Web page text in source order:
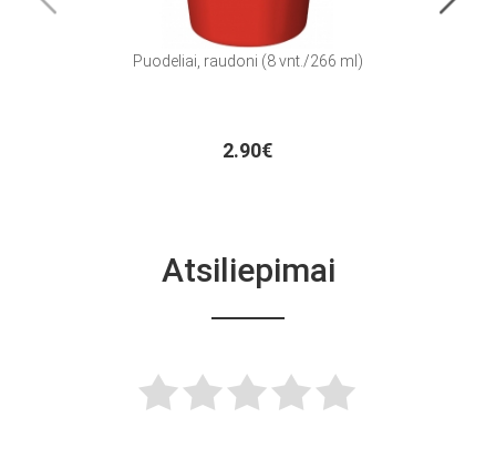
Puodeliai, raudoni (8 vnt./266 ml)
2.90€
Atsiliepimai